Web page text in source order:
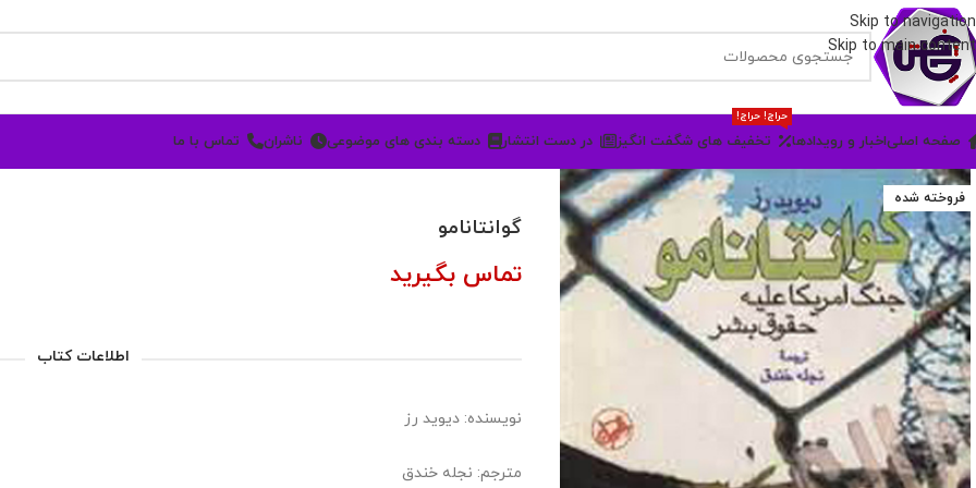
Skip to navigation
Skip to main content
صفحه اصلیاخبار و رویدادها تخفیف های شگفت انگیز
حراج! حراج!
در دست انتشار دسته بندی های موضوعی ناشران تماس با ما
فروخته شده
گوانتانامو
تماس بگیرید
اطلاعات کتاب
نویسنده: دیوید رز
مترجم: نجله خندق